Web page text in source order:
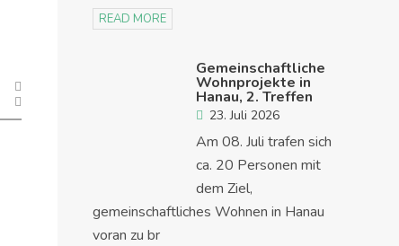
READ MORE
Gemeinschaftliche
Wohnprojekte in
Hanau, 2. Treffen
23. Juli 2026
Am 08. Juli trafen sich
ca. 20 Personen mit
dem Ziel,
gemeinschaftliches Wohnen in Hanau
voran zu br